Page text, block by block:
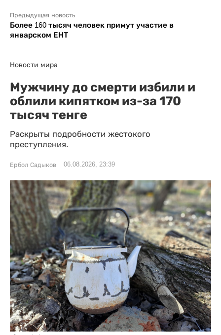
Предыдущая новость
Более 160 тысяч человек примут участие в
январском ЕНТ
Новости мира
Мужчину до смерти избили и
облили кипятком из-за 170
тысяч тенге
Раскрыты подробности жестокого
преступления.
Ербол Садыков 06.08.2026, 23:39